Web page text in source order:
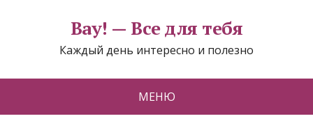
Вау! — Все для тебя
Каждый день интересно и полезно
МЕНЮ